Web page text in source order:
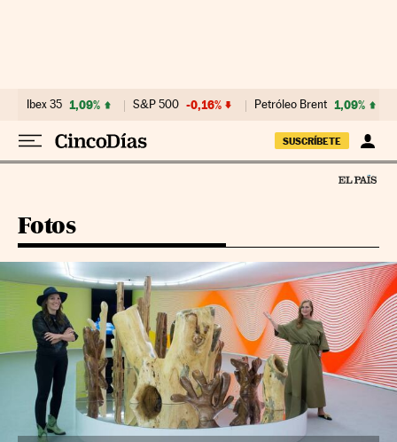
Ibex 35 1,09% S&P 500 -0,16% Petróleo Brent 1,09%
SUSCRÍBETE
Fotos